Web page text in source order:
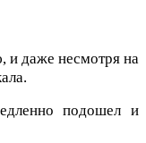
и даже несмотря на
подошел и